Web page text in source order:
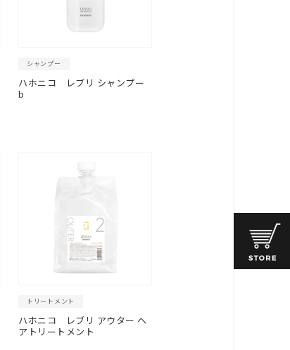
シャンプー
ハホニコ
レブリ シャンプー
b
トリートメント
ハホニコ
レブリ アウター ヘ
アトリートメント